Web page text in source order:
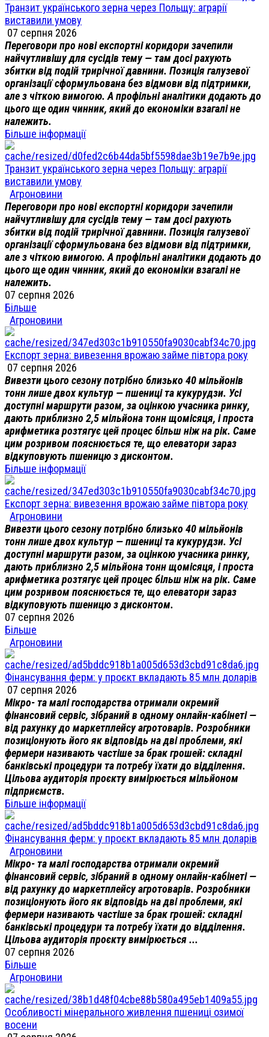
Транзит українського зерна через Польщу: аграрії
виставили умову
07 серпня 2026
Переговори про нові експортні коридори зачепили
найчутливішу для сусідів тему — там досі рахують
збитки від подій трирічної давнини. Позиція галузевої
організації сформульована без відмови від підтримки,
але з чіткою вимогою. А профільні аналітики додають до
цього ще один чинник, який до економіки взагалі не
належить.
Більше інформації
Транзит українського зерна через Польщу: аграрії
виставили умову
Агроновини
Переговори про нові експортні коридори зачепили
найчутливішу для сусідів тему — там досі рахують
збитки від подій трирічної давнини. Позиція галузевої
організації сформульована без відмови від підтримки,
але з чіткою вимогою. А профільні аналітики додають до
цього ще один чинник, який до економіки взагалі не
належить.
07 серпня 2026
Більше
Агроновини
Експорт зерна: вивезення врожаю займе півтора року
07 серпня 2026
Вивезти цього сезону потрібно близько 40 мільйонів
тонн лише двох культур — пшениці та кукурудзи. Усі
доступні маршрути разом, за оцінкою учасника ринку,
дають приблизно 2,5 мільйона тонн щомісяця, і проста
арифметика розтягує цей процес більш ніж на рік. Саме
цим розривом пояснюється те, що елеватори зараз
відкуповують пшеницю з дисконтом.
Більше інформації
Експорт зерна: вивезення врожаю займе півтора року
Агроновини
Вивезти цього сезону потрібно близько 40 мільйонів
тонн лише двох культур — пшениці та кукурудзи. Усі
доступні маршрути разом, за оцінкою учасника ринку,
дають приблизно 2,5 мільйона тонн щомісяця, і проста
арифметика розтягує цей процес більш ніж на рік. Саме
цим розривом пояснюється те, що елеватори зараз
відкуповують пшеницю з дисконтом.
07 серпня 2026
Більше
Агроновини
Фінансування ферм: у проєкт вкладають 85 млн доларів
07 серпня 2026
Мікро- та малі господарства отримали окремий
фінансовий сервіс, зібраний в одному онлайн-кабінеті —
від рахунку до маркетплейсу агротоварів. Розробники
позиціонують його як відповідь на дві проблеми, які
фермери називають частіше за брак грошей: складні
банківські процедури та потребу їхати до відділення.
Цільова аудиторія проєкту вимірюється мільйоном
підприємств.
Більше інформації
Фінансування ферм: у проєкт вкладають 85 млн доларів
Агроновини
Мікро- та малі господарства отримали окремий
фінансовий сервіс, зібраний в одному онлайн-кабінеті —
від рахунку до маркетплейсу агротоварів. Розробники
позиціонують його як відповідь на дві проблеми, які
фермери називають частіше за брак грошей: складні
банківські процедури та потребу їхати до відділення.
Цільова аудиторія проєкту вимірюється ...
07 серпня 2026
Більше
Агроновини
Особливості мінерального живлення пшениці озимої
восени